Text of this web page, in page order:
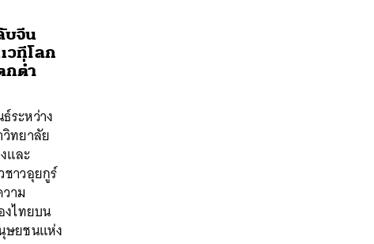
บจีน
วทีโลก
ต่ำ
ระหว่าง
ทยาลัย
และ
าวอุยกูร์
าม
งไทยบน
ษยชนแห่ง